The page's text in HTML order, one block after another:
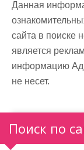
Данная
сайта в поиске
является
информацию
не несет.
Поиск по